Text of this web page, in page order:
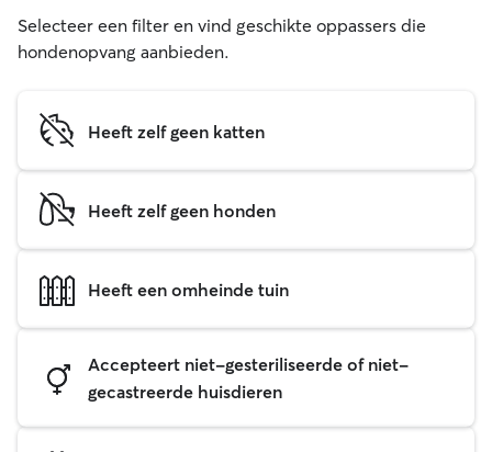
Selecteer een filter en vind geschikte oppassers die
hondenopvang aanbieden.
Heeft zelf geen katten
Heeft zelf geen honden
Heeft een omheinde tuin
Accepteert niet-gesteriliseerde of niet-
gecastreerde huisdieren